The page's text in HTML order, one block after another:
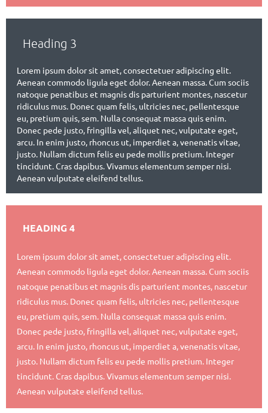
Heading 3
Lorem ipsum dolor sit amet, consectetuer adipiscing elit.
Aenean commodo ligula eget dolor. Aenean massa. Cum sociis
natoque penatibus et magnis dis parturient montes, nascetur
ridiculus mus. Donec quam felis, ultricies nec, pellentesque
eu, pretium quis, sem. Nulla consequat massa quis enim.
Donec pede justo, fringilla vel, aliquet nec, vulputate eget,
arcu. In enim justo, rhoncus ut, imperdiet a, venenatis vitae,
justo. Nullam dictum felis eu pede mollis pretium. Integer
tincidunt. Cras dapibus. Vivamus elementum semper nisi.
Aenean vulputate eleifend tellus.
HEADING 4
Lorem ipsum dolor sit amet, consectetuer adipiscing elit.
Aenean commodo ligula eget dolor. Aenean massa. Cum sociis
natoque penatibus et magnis dis parturient montes, nascetur
ridiculus mus. Donec quam felis, ultricies nec, pellentesque
eu, pretium quis, sem. Nulla consequat massa quis enim.
Donec pede justo, fringilla vel, aliquet nec, vulputate eget,
arcu. In enim justo, rhoncus ut, imperdiet a, venenatis vitae,
justo. Nullam dictum felis eu pede mollis pretium. Integer
tincidunt. Cras dapibus. Vivamus elementum semper nisi.
Aenean vulputate eleifend tellus.